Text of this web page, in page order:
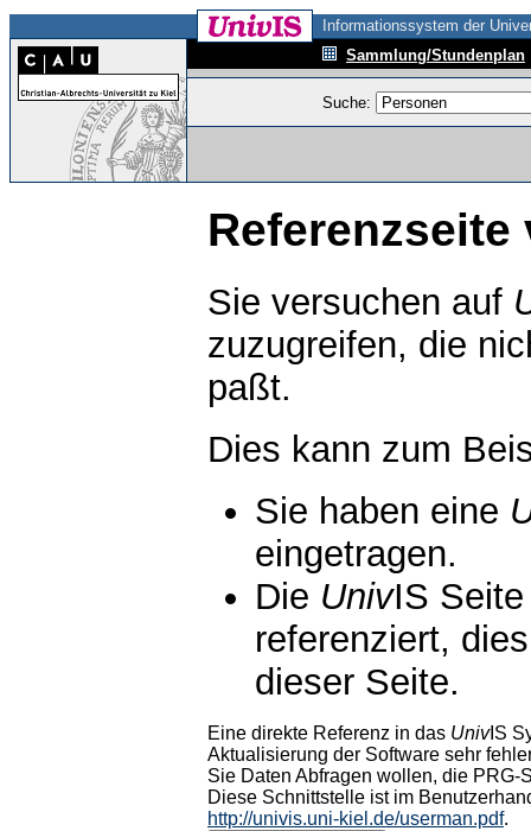
Informationssystem der
Sammlung/Stundenplan
Suche:
Referenzseite
Sie versuchen auf
zuzugreifen, die
paßt.
Dies kann zum
Sie haben eine
eingetragen.
Die UnivIS
referenziert,
dieser Seite.
Eine direkte Referenz in das UnivIS
Aktualisierung der Software sehr
Sie Daten Abfragen wollen, die PRG-
Diese Schnittstelle ist im
http://univis.uni-kiel.de/userman.pdf.